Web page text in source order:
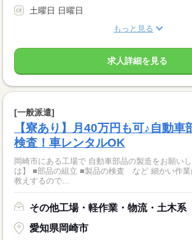
土曜日 日曜日
もっと見る
求人詳細を見る
[一般派遣]
【寮あり】月40万円も可♪自動車
検査！車レンタルOK
岡崎市にある工場で 自動車部品の製造をお願いします！ 【
は】 ■部品の組立 ■製品の検査 など 細かい作業は先輩が丁寧に お
教えするので...
その他工場・軽作業・物流・土木系
愛知県岡崎市